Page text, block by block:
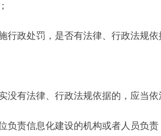
政处罚，是否有法律、行政法规依
有法律、行政法规依据的，应当
责信息化建设的机构或者人员负责